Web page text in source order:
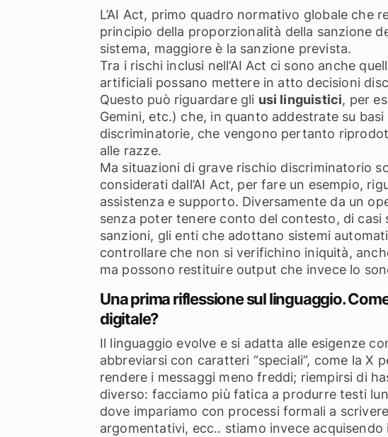
L’AI Act, primo quadro normativo globale che
principio della proporzionalità della sanzione
sistema, maggiore è la sanzione prevista.
Tra i rischi inclusi nell’AI Act ci sono anche
artificiali possano mettere in atto decisioni
Questo può riguardare gli usi linguistici, per
Gemini, etc.) che, in quanto addestrate su
discriminatorie, che vengono pertanto
alle razze.
Ma situazioni di grave rischio discriminatorio
considerati dall’AI Act, per fare un esempio,
assistenza e supporto. Diversamente da un
senza poter tenere conto del contesto, di casi
sanzioni, gli enti che adottano sistemi
controllare che non si verifichino iniquità,
ma possono restituire output che invece lo
Una prima riflessione sul linguaggio.
digitale?
Il linguaggio evolve e si adatta alle esigenze
abbreviarsi con caratteri “speciali”, come la X
rendere i messaggi meno freddi; riempirsi di
diverso: facciamo più fatica a produrre testi
dove impariamo con processi formali a
argomentativi, ecc.. stiamo invece